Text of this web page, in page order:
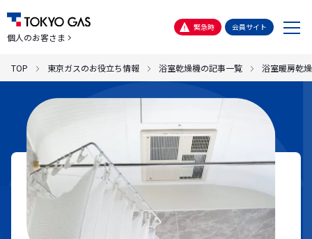
個人のお客さま
緊急時 会員サイト
メ
ー
TOP 東京ガスのお役立ち情報 浴室乾燥機の記事一覧 浴室暖房乾